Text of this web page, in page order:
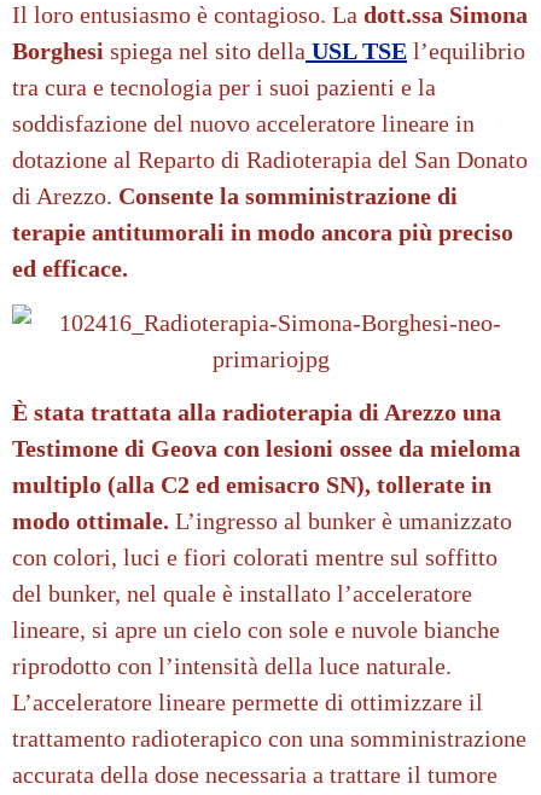
Il loro entusiasmo è contagioso. La dott.ssa Simona
Borghesi spiega nel sito della USL TSE l’equilibrio
tra cura e tecnologia per i suoi pazienti e la
soddisfazione del nuovo acceleratore lineare in
dotazione al Reparto di Radioterapia del San Donato
di Arezzo. Consente la somministrazione di
terapie antitumorali in modo ancora più preciso
ed efficace.
È stata trattata alla radioterapia di Arezzo una
Testimone di Geova con lesioni ossee da mieloma
multiplo (alla C2 ed emisacro SN), tollerate in
modo ottimale. L’ingresso al bunker è umanizzato
con colori, luci e fiori colorati mentre sul soffitto
del bunker, nel quale è installato l’acceleratore
lineare, si apre un cielo con sole e nuvole bianche
riprodotto con l’intensità della luce naturale.
L’acceleratore lineare permette di ottimizzare il
trattamento radioterapico con una somministrazione
accurata della dose necessaria a trattare il tumore